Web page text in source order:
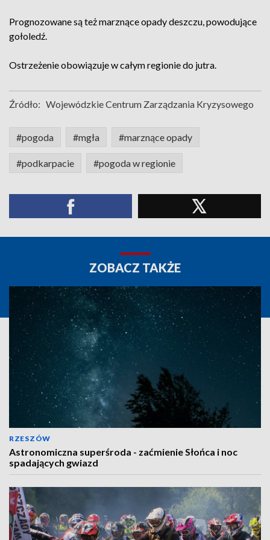
Prognozowane są też marznące opady deszczu, powodujące
gołoledź.
Ostrzeżenie obowiązuje w całym regionie do jutra.
Źródło: Wojewódzkie Centrum Zarządzania Kryzysowego
#pogoda #mgła #marznące opady
#podkarpacie #pogoda w regionie
ZOBACZ TAKŻE
RZESZÓW
Astronomiczna superśroda - zaćmienie Słońca i noc
spadających gwiazd